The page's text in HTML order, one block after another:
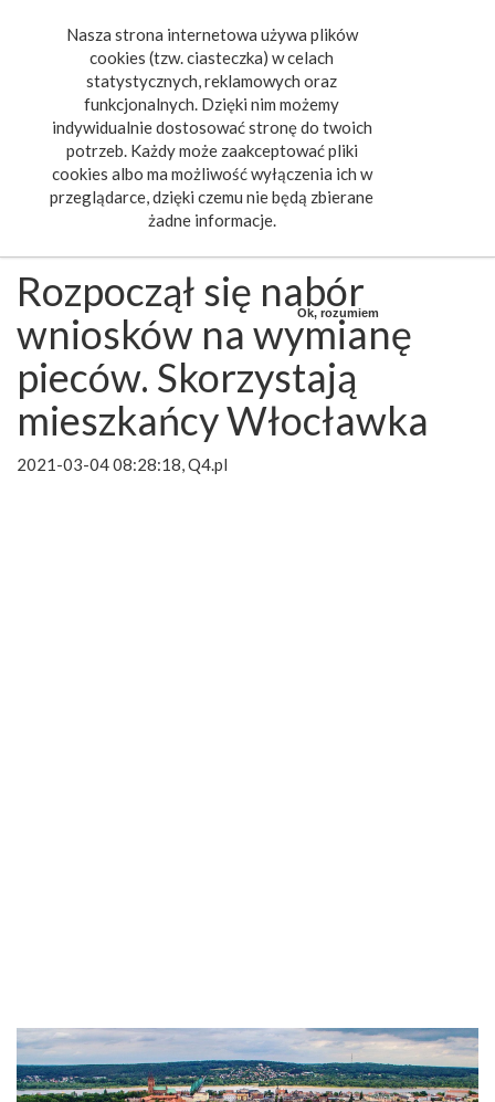
Nasza strona internetowa używa plików
cookies (tzw. ciasteczka) w celach
statystycznych, reklamowych oraz
funkcjonalnych. Dzięki nim możemy
indywidualnie dostosować stronę do twoich
potrzeb. Każdy może zaakceptować pliki
cookies albo ma możliwość wyłączenia ich w
przeglądarce, dzięki czemu nie będą zbierane
żadne informacje.
Ok, rozumiem
Rozpoczął się nabór
wniosków na wymianę
pieców. Skorzystają
mieszkańcy Włocławka
2021-03-04 08:28:18, Q4.pl